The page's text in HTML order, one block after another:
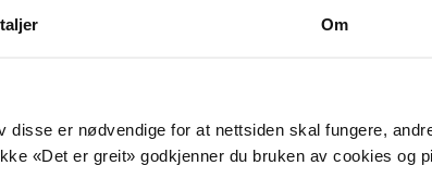
Om
er nødvendige for at nettsiden skal fungere,
«Det er greit» godkjenner du bruken av cookies og
i kontorfelleskap.
ønsker sentral
og avstanden til
en av følgende: